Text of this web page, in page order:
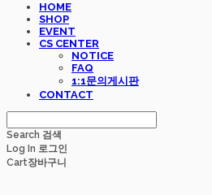
HOME
SHOP
EVENT
CS CENTER
NOTICE
FAQ
1:1문의게시판
CONTACT
Search 검색
Log In 로그인
Cart장바구니